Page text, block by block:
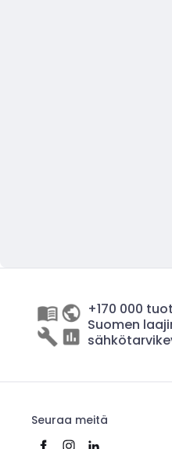
+170 000
Suomen
Seuraa meitä